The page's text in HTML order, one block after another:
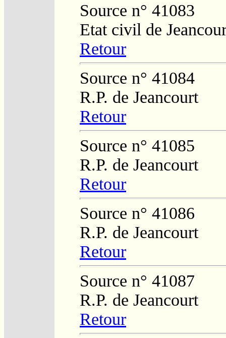
Source n° 41083
Etat civil de
Retour
Source n° 41084
R.P. de Jeancourt
Retour
Source n° 41085
R.P. de Jeancourt
Retour
Source n° 41086
R.P. de Jeancourt
Retour
Source n° 41087
R.P. de Jeancourt
Retour